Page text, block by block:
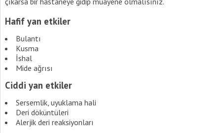
Hafif yan etkiler
Bulantı
Kusma
İshal
Mide ağrısı
Ciddi yan etkiler
Sersemlik, uyuklama hali
Deri döküntüleri
Alerjik deri reaksiyonları